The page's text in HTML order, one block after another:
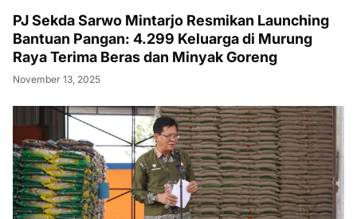
PJ Sekda Sarwo Mintarjo Resmikan Launching
Bantuan Pangan: 4.299 Keluarga di Murung
Raya Terima Beras dan Minyak Goreng
November 13, 2025